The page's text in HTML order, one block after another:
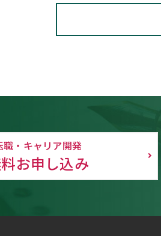
職・キャリア開発
お申し込み